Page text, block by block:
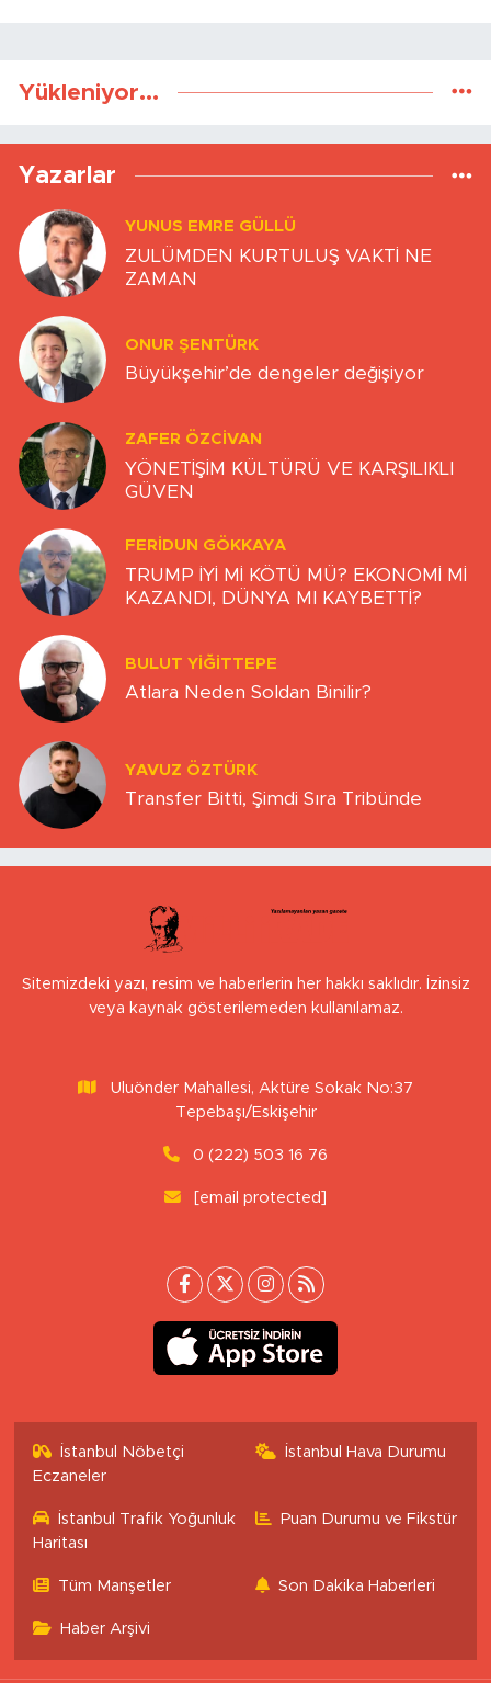
Yükleniyor...
Yazarlar
YUNUS EMRE GÜLLÜ
ZULÜMDEN KURTULUŞ VAKTİ NE
ZAMAN
ONUR ŞENTÜRK
Büyükşehir’de dengeler değişiyor
ZAFER ÖZCIVAN
YÖNETİŞİM KÜLTÜRÜ VE KARŞILIKLI
GÜVEN
FERIDUN GÖKKAYA
TRUMP İYİ Mİ KÖTÜ MÜ? EKONOMİ Mİ
KAZANDI, DÜNYA MI KAYBETTİ?
BULUT YİĞİTTEPE
Atlara Neden Soldan Binilir?
YAVUZ ÖZTÜRK
Transfer Bitti, Şimdi Sıra Tribünde
Sitemizdeki yazı, resim ve haberlerin her hakkı saklıdır. İzinsiz
veya kaynak gösterilemeden kullanılamaz.
Uluönder Mahallesi, Aktüre Sokak No:37
Tepebaşı/Eskişehir
0 (222) 503 16 76
[email protected]
İstanbul Nöbetçi
Eczaneler
İstanbul Hava Durumu
İstanbul Trafik Yoğunluk
Haritası
Puan Durumu ve Fikstür
Tüm Manşetler Son Dakika Haberleri
Haber Arşivi